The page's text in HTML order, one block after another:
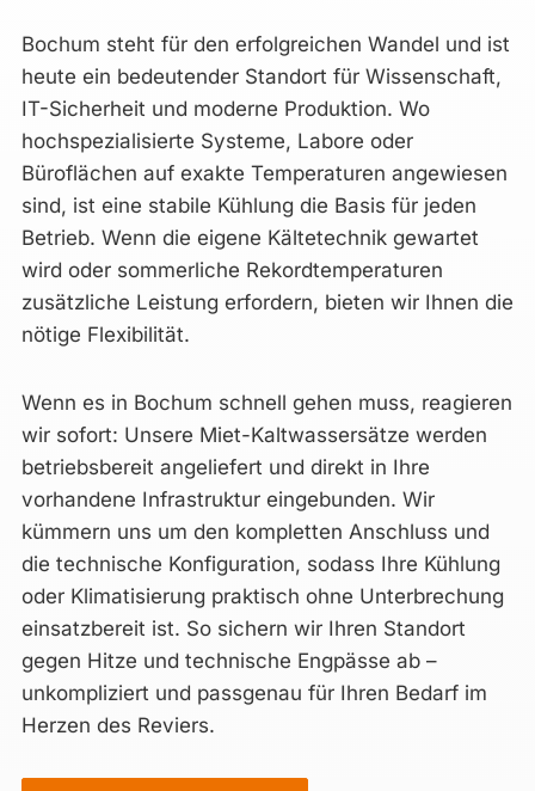
Bochum steht für den erfolgreichen Wandel und ist
heute ein bedeutender Standort für Wissenschaft,
IT-Sicherheit und moderne Produktion. Wo
hochspezialisierte Systeme, Labore oder
Büroflächen auf exakte Temperaturen angewiesen
sind, ist eine stabile Kühlung die Basis für jeden
Betrieb. Wenn die eigene Kältetechnik gewartet
wird oder sommerliche Rekordtemperaturen
zusätzliche Leistung erfordern, bieten wir Ihnen die
nötige Flexibilität.
Wenn es in Bochum schnell gehen muss, reagieren
wir sofort: Unsere Miet-Kaltwassersätze werden
betriebsbereit angeliefert und direkt in Ihre
vorhandene Infrastruktur eingebunden. Wir
kümmern uns um den kompletten Anschluss und
die technische Konfiguration, sodass Ihre Kühlung
oder Klimatisierung praktisch ohne Unterbrechung
einsatzbereit ist. So sichern wir Ihren Standort
gegen Hitze und technische Engpässe ab –
unkompliziert und passgenau für Ihren Bedarf im
Herzen des Reviers.